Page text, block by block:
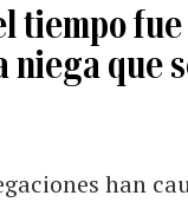
tiempo
que
han